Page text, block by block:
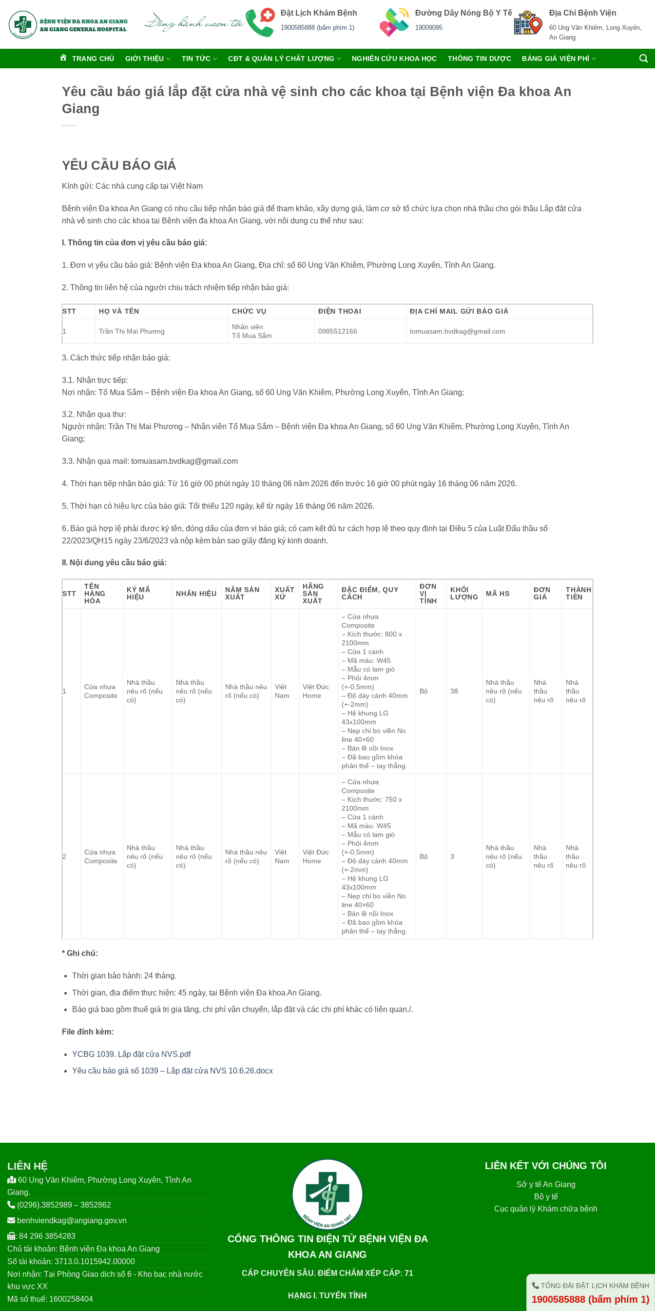
qua
nội
Đặt Lịch Khám Bệnh
1900585888 (bấm phím 1)
Đường Dây Nóng Bộ Y Tế
19009095
Địa Chỉ Bệnh Viện
60 Ung Văn Khiêm, Long Xuyên,
An Giang
TRANG CHỦ GIỚI THIỆU TIN TỨC CĐT & QUẢN LÝ CHẤT LƯỢNG NGHIÊN CỨU KHOA HỌC THÔNG TIN DƯỢC BẢNG GIÁ VIỆN PHÍ
Yêu cầu báo giá lắp đặt cửa nhà vệ sinh cho các khoa tại Bệnh viện Đa khoa An
Giang
YÊU CẦU BÁO GIÁ
Kính gửi: Các nhà cung cấp tại Việt Nam
Bệnh viện Đa khoa An Giang có nhu cầu tiếp nhận báo giá để tham khảo, xây dựng giá, làm cơ sở tổ chức lựa chọn nhà thầu cho gói thầu Lắp đặt cửa
nhà vệ sinh cho các khoa tại Bệnh viện đa khoa An Giang, với nội dung cụ thể như sau:
I. Thông tin của đơn vị yêu cầu báo giá:
1. Đơn vị yêu cầu báo giá: Bệnh viện Đa khoa An Giang, Địa chỉ: số 60 Ung Văn Khiêm, Phường Long Xuyên, Tỉnh An Giang.
2. Thông tin liên hệ của người chịu trách nhiệm tiếp nhận báo giá:
STT HỌ VÀ TÊN CHỨC VỤ ĐIỆN THOẠI ĐỊA CHỈ MAIL GỬI BÁO GIÁ
1 Trần Thị Mai Phương
Nhân viên
Tổ Mua Sắm
0985512166 tomuasam.bvdkag@gmail.com
3. Cách thức tiếp nhận báo giá:
3.1. Nhận trực tiếp:
Nơi nhận: Tổ Mua Sắm – Bệnh viện Đa khoa An Giang, số 60 Ung Văn Khiêm, Phường Long Xuyên, Tỉnh An Giang;
3.2. Nhận qua thư:
Người nhận: Trần Thị Mai Phương – Nhân viên Tổ Mua Sắm – Bệnh viện Đa khoa An Giang, số 60 Ung Văn Khiêm, Phường Long Xuyên, Tỉnh An
Giang;
3.3. Nhận qua mail: tomuasam.bvdkag@gmail.com
4. Thời hạn tiếp nhận báo giá: Từ 16 giờ 00 phút ngày 10 tháng 06 năm 2026 đến trước 16 giờ 00 phút ngày 16 tháng 06 năm 2026.
5. Thời hạn có hiệu lực của báo giá: Tối thiểu 120 ngày, kể từ ngày 16 tháng 06 năm 2026.
6. Báo giá hợp lệ phải được ký tên, đóng dấu của đơn vị báo giá; có cam kết đủ tư cách hợp lệ theo quy định tại Điều 5 của Luật Đấu thầu số
22/2023/QH15 ngày 23/6/2023 và nộp kèm bản sao giấy đăng ký kinh doanh.
II. Nội dung yêu cầu báo giá:
STT
TÊN
HÀNG
HÓA
KÝ MÃ
HIỆU
NHÃN HIỆU
NĂM SẢN
XUẤT
XUẤT
XỨ
HÃNG
SẢN
XUẤT
ĐẶC ĐIỂM, QUY
CÁCH
ĐƠN
VỊ
TÍNH
KHỐI
LƯỢNG
MÃ HS
ĐƠN
GIÁ
THÀNH
TIỀN
1
Cửa nhựa
Composite
Nhà thầu
nêu rõ (nếu
có)
Nhà thầu
nêu rõ (nếu
có)
Nhà thầu nêu
rõ (nếu có)
Việt
Nam
Việt Đức
Home
– Cửa nhựa
Composite
– Kích thước: 800 x
2100mm
– Cửa 1 cánh
– Mã màu: W45
– Mẫu có lam gió
– Phôi 4mm
(+-0,5mm)
– Độ dày cánh 40mm
(+-2mm)
– Hệ khung LG
43x100mm
– Nẹp chỉ bo viền No
line 40×60
– Bản lề nồi Inox
– Đã bao gồm khóa
phân thể – tay thẳng.
Bộ 38
Nhà thầu
nêu rõ (nếu
có)
Nhà
thầu
nêu rõ
Nhà
thầu
nêu rõ
2
Cửa nhựa
Composite
Nhà thầu
nêu rõ (nếu
có)
Nhà thầu
nêu rõ (nếu
có)
Nhà thầu nêu
rõ (nếu có)
Việt
Nam
Việt Đức
Home
– Cửa nhựa
Composite
– Kích thước: 750 x
2100mm
– Cửa 1 cánh
– Mã màu: W45
– Mẫu có lam gió
– Phôi 4mm
(+-0,5mm)
– Độ dày cánh 40mm
(+-2mm)
– Hệ khung LG
43x100mm
– Nẹp chỉ bo viền No
line 40×60
– Bản lề nồi Inox
– Đã bao gồm khóa
phân thể – tay thẳng.
Bộ 3
Nhà thầu
nêu rõ (nếu
có)
Nhà
thầu
nêu rõ
Nhà
thầu
nêu rõ
* Ghi chú:
Thời gian bảo hành: 24 tháng.
Thời gian, địa điểm thực hiện: 45 ngày, tại Bệnh viện Đa khoa An Giang.
Báo giá bao gồm thuế giá trị gia tăng, chi phí vận chuyển, lắp đặt và các chi phí khác có liên quan./.
File đính kèm:
YCBG 1039. Lắp đặt cửa NVS.pdf
Yêu cầu báo giá số 1039 – Lắp đặt cửa NVS 10.6.26.docx
LIÊN HỆ
60 Ung Văn Khiêm, Phường Long Xuyên, Tỉnh An
Giang.
(0296).3852989 – 3852862
benhviendkag@angiang.gov.vn
: 84 296 3854283
Chủ tài khoản: Bệnh viện Đa khoa An Giang
Số tài khoản: 3713.0.1015942.00000
Nơi nhận: Tại Phòng Giao dịch số 6 - Kho bạc nhà nước
khu vực XX
Mã số thuế: 1600258404
CỔNG THÔNG TIN ĐIỆN TỬ BỆNH VIỆN ĐA
KHOA AN GIANG
CẤP CHUYÊN SÂU. ĐIỂM CHẤM XẾP CẤP: 71
HẠNG I. TUYẾN TỈNH
LIÊN KẾT VỚI CHÚNG TÔI
Sở y tế An Giang
Bộ y tế
Cục quản lý Khám chữa bệnh
TỔNG ĐÀI ĐẶT LỊCH KHÁM BỆNH
1900585888 (bấm phím 1)